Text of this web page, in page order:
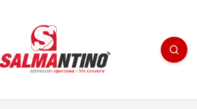
- medios/noticias/editorial